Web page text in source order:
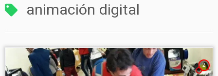
contenidoanimación digital
2